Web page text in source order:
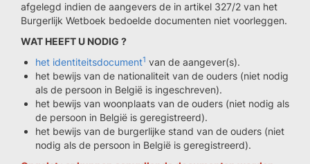
afgelegd indien de aangevers de in artikel 327/2 van het
Burgerlijk Wetboek bedoelde documenten niet voorleggen.
WAT HEEFT U NODIG ?
het identiteitsdocument1 van de aangever(s).
het bewijs van de nationaliteit van de ouders (niet nodig
als de persoon in België is ingeschreven).
het bewijs van woonplaats van de ouders (niet nodig als
de persoon in België is geregistreerd).
het bewijs van de burgerlijke stand van de ouders (niet
nodig als de persoon in België is geregistreerd).